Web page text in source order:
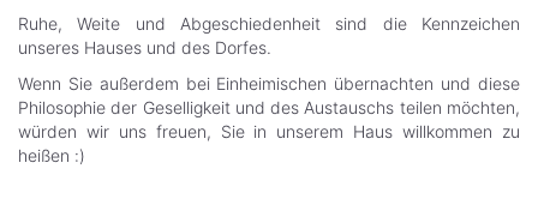
Ruhe, Weite und Abgeschiedenheit sind die Kennzeichen
unseres Hauses und des Dorfes.
Wenn Sie außerdem bei Einheimischen übernachten und diese
Philosophie der Geselligkeit und des Austauschs teilen möchten,
würden wir uns freuen, Sie in unserem Haus willkommen zu
heißen :)